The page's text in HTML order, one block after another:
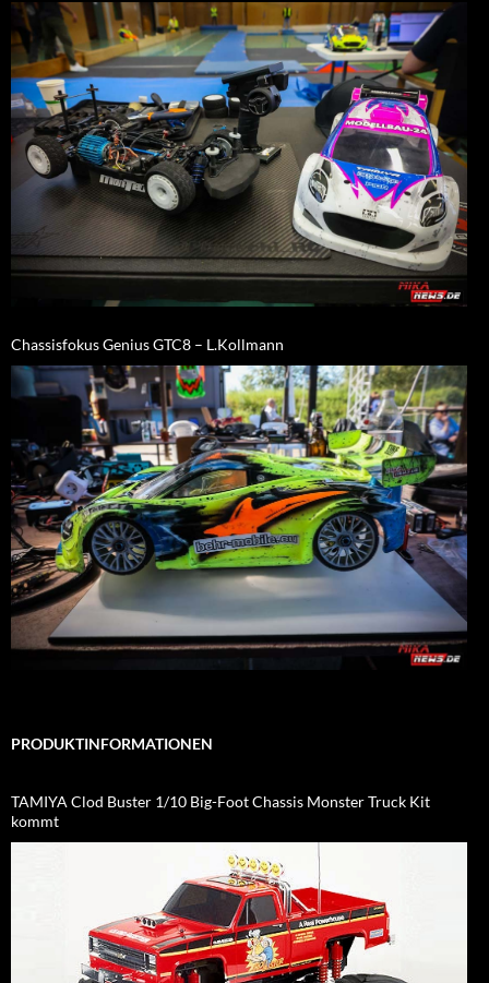
Chassisfokus Genius GTC8 – L.Kollmann
PRODUKTINFORMATIONEN
TAMIYA Clod Buster 1/10 Big-Foot Chassis Monster Truck Kit
kommt